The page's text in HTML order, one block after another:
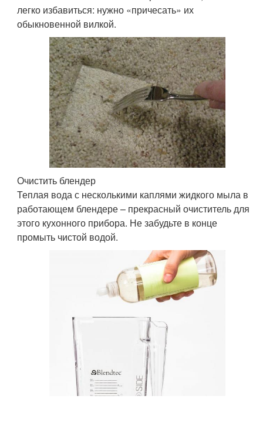
легко избавиться: нужно «причесать» их
обыкновенной вилкой.
Очистить блендер
Теплая вода с несколькими каплями жидкого мыла в
работающем блендере – прекрасный очиститель для
этого кухонного прибора. Не забудьте в конце
промыть чистой водой.